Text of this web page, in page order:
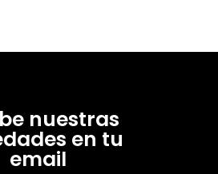
nuestras
en tu
email